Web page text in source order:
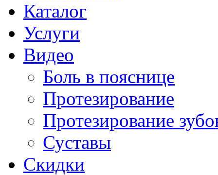
Каталог
Услуги
Видео
Боль в пояснице
Протезирование
Протезирование
Суставы
Скидки